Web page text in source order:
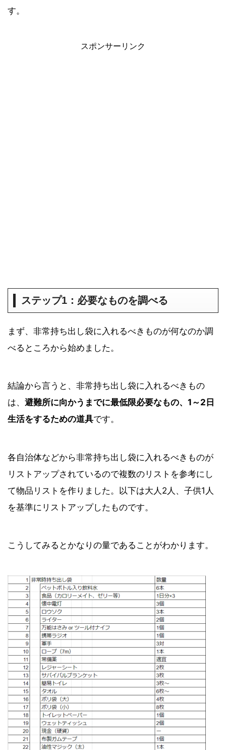
す。
スポンサーリンク
ステップ1：必要なものを調べる
まず、非常持ち出し袋に入れるべきものが何なのか調
べるところから始めました。
結論から言うと、非常持ち出し袋に入れるべきもの
は、 避難所に向かうまでに最低限必要なもの、1～2日
生活をするための道具です。
各自治体などから非常持ち出し袋に入れるべきものが
リストアップされているので複数のリストを参考にし
て物品リストを作りました。以下は大人2人、子供1人
を基準にリストアップしたものです。
こうしてみるとかなりの量であることがわかります。